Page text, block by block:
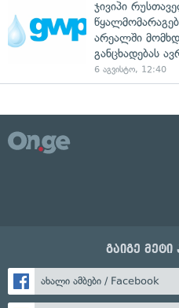
ჯივიპი
არეალში
განცხადებას
6 აგვისტო, 12:40
გაიგე
ახალი ამბები / Facebook